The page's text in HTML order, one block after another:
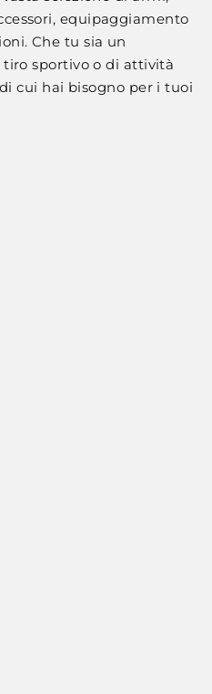
equipaggiamento
Che tu sia un
tiro sportivo o di attività
cui hai bisogno per i tuoi